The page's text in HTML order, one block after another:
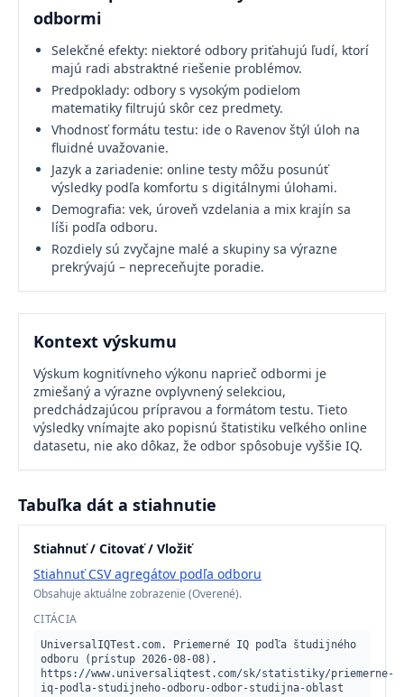
odbormi
Selekčné efekty: niektoré odbory priťahujú ľudí, ktorí
majú radi abstraktné riešenie problémov.
Predpoklady: odbory s vysokým podielom
matematiky filtrujú skôr cez predmety.
Vhodnosť formátu testu: ide o Ravenov štýl úloh na
fluidné uvažovanie.
Jazyk a zariadenie: online testy môžu posunúť
výsledky podľa komfortu s digitálnymi úlohami.
Demografia: vek, úroveň vzdelania a mix krajín sa
líši podľa odboru.
Rozdiely sú zvyčajne malé a skupiny sa výrazne
prekrývajú – nepreceňujte poradie.
Kontext výskumu
Výskum kognitívneho výkonu naprieč odbormi je
zmiešaný a výrazne ovplyvnený selekciou,
predchádzajúcou prípravou a formátom testu. Tieto
výsledky vnímajte ako popisnú štatistiku veľkého online
datasetu, nie ako dôkaz, že odbor spôsobuje vyššie IQ.
Tabuľka dát a stiahnutie
Stiahnuť / Citovať / Vložiť
Stiahnuť CSV agregátov podľa odboru
Obsahuje aktuálne zobrazenie (Overené).
CITÁCIA
UniversalIQTest.com. Priemerné IQ podľa študijného
odboru (prístup 2026-08-08).
https://www.universaliqtest.com/sk/statistiky/priemerne-
iq-podla-studijneho-odboru-odbor-studijna-oblast